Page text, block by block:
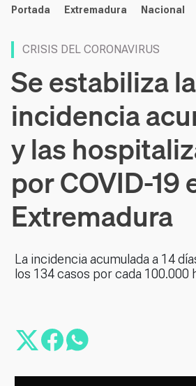
Portada Extremadura Nacional
CRISIS DEL CORONAVIRUS
Se estabiliza la
incidencia
y las
por COVID-19
Extremadura
La incidencia acumulada a 14
los 134 casos por cada 100.000